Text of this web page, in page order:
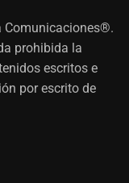
Comunicaciones®.
prohibida la
escritos e
por escrito de